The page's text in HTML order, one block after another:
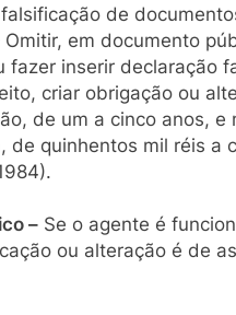
de
Omitir, em documento
fazer inserir declaração
criar obrigação ou
de um a cinco anos,
de quinhentos mil réis a
– Se o agente é
ou alteração é de